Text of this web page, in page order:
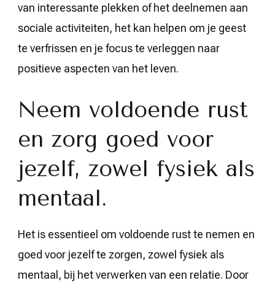
van interessante plekken of het deelnemen aan
sociale activiteiten, het kan helpen om je geest
te verfrissen en je focus te verleggen naar
positieve aspecten van het leven.
Neem voldoende rust
en zorg goed voor
jezelf, zowel fysiek als
mentaal.
Het is essentieel om voldoende rust te nemen en
goed voor jezelf te zorgen, zowel fysiek als
mentaal, bij het verwerken van een relatie. Door